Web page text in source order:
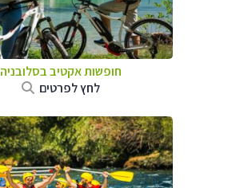
חופשות אקטיב בסלובניה
לחץ לפרטים